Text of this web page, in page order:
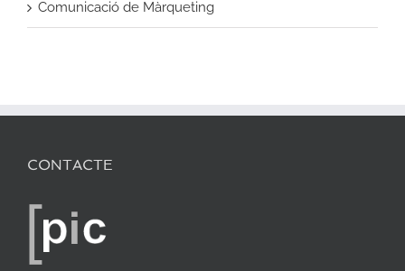
Comunicació de Màrqueting
CONTACTE